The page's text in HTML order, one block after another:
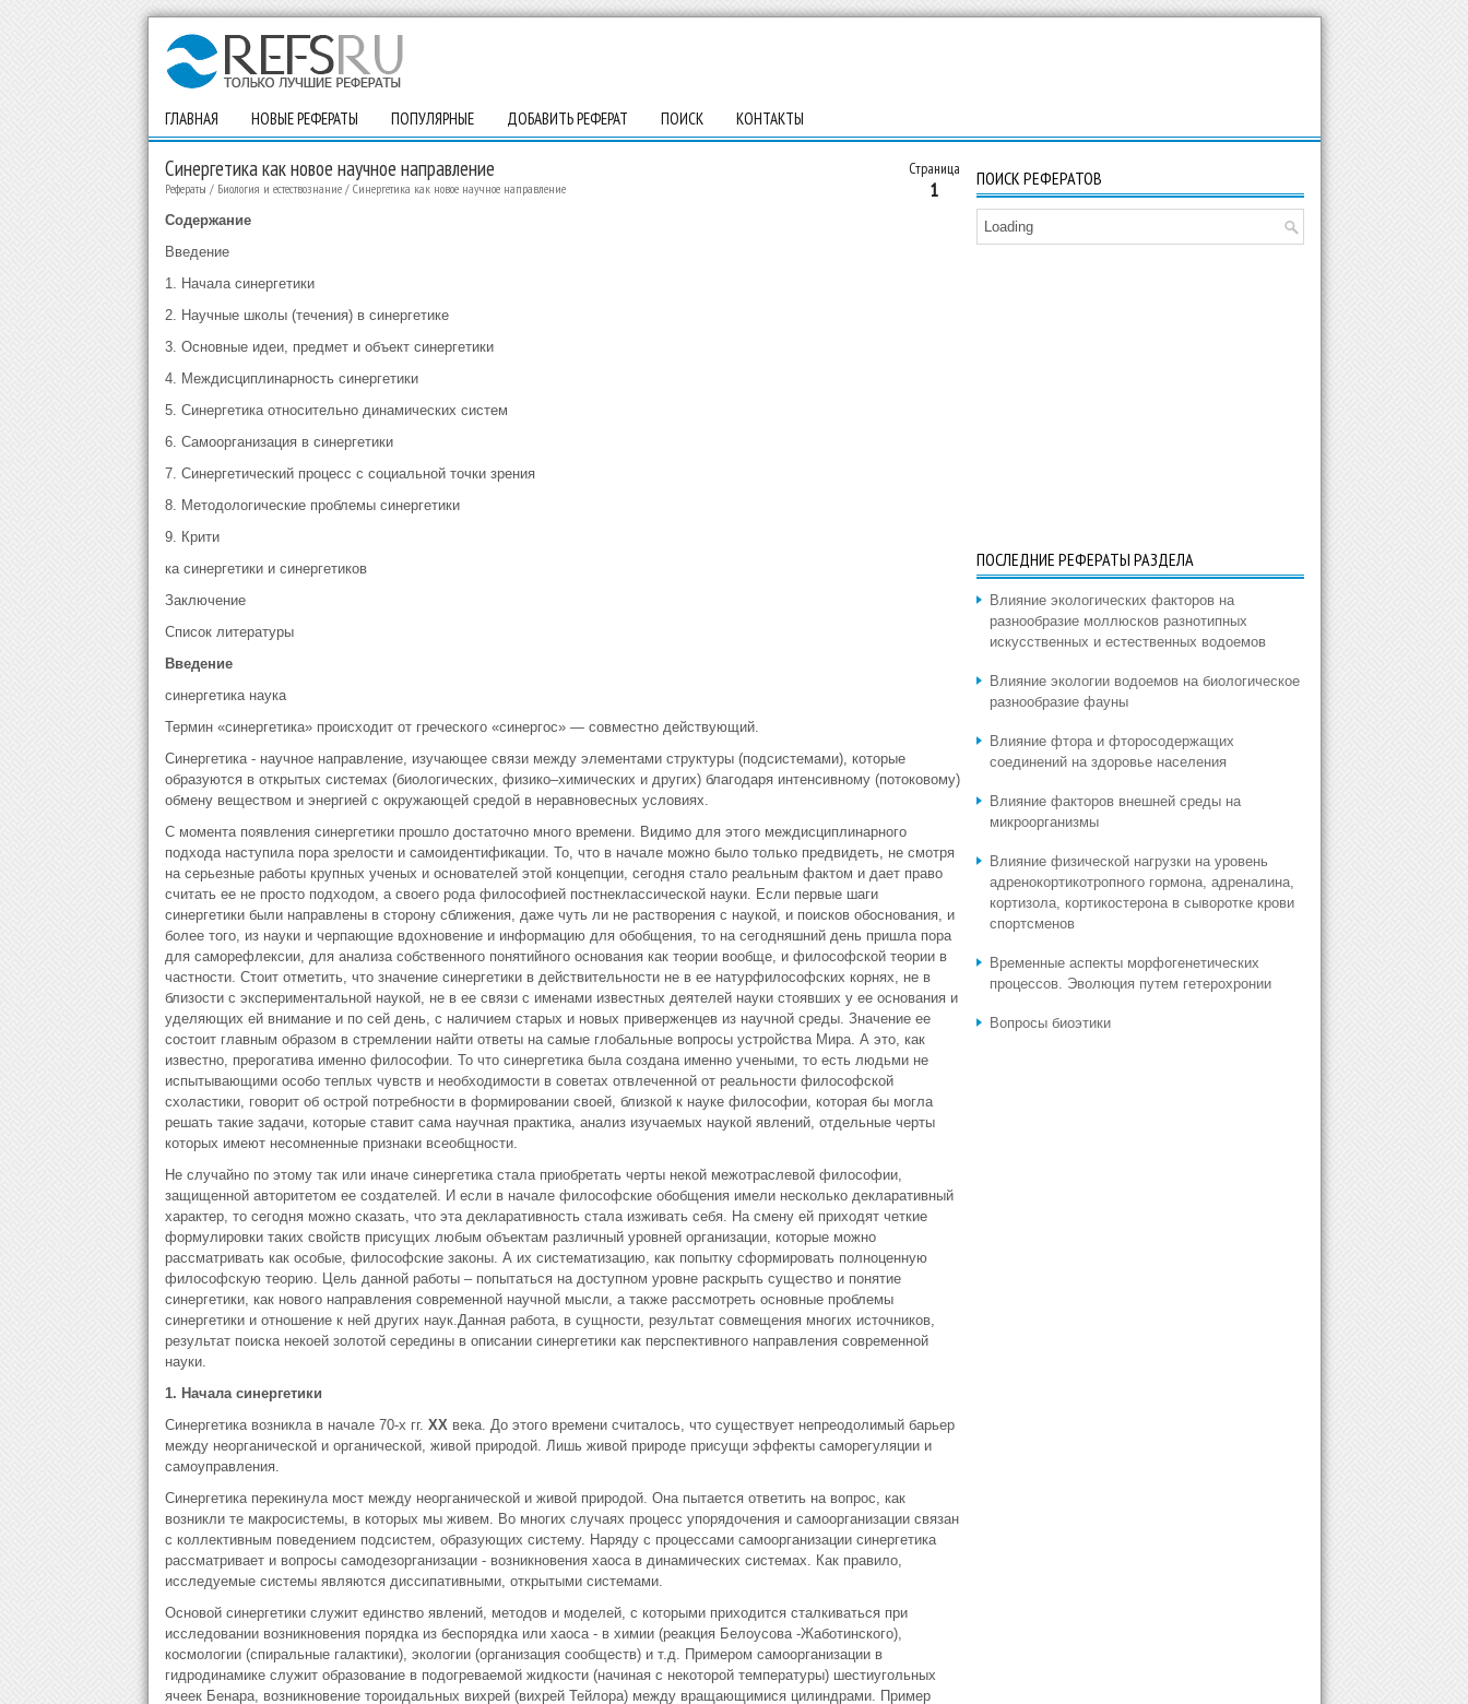
ГЛАВНАЯ НОВЫЕ РЕФЕРАТЫ ПОПУЛЯРНЫЕ ДОБАВИТЬ РЕФЕРАТ ПОИСК КОНТАКТЫ
Страница
1
Синергетика как новое научное направление
Рефераты / Биология и естествознание/ Синергетика как новое научное направление
Содержание
Введение
1. Начала синергетики
2. Научные школы (течения) в синергетике
3. Основные идеи, предмет и объект синергетики
4. Междисциплинарность синергетики
5. Синергетика относительно динамических систем
6. Самоорганизация в синергетики
7. Синергетический процесс с социальной точки зрения
8. Методологические проблемы синергетики
9. Крити
ка синергетики и синергетиков
Заключение
Список литературы
Введение
синергетика наука
Термин «синергетика» происходит от греческого «синергос» — совместно действующий.
Синергетика - научное направление, изучающее связи между элементами структуры (подсистемами), которые
образуются в открытых системах (биологических, физико–химических и других) благодаря интенсивному (потоковому)
обмену веществом и энергией с окружающей средой в неравновесных условиях.
С момента появления синергетики прошло достаточно много времени. Видимо для этого междисциплинарного
подхода наступила пора зрелости и самоидентификации. То, что в начале можно было только предвидеть, не смотря
на серьезные работы крупных ученых и основателей этой концепции, сегодня стало реальным фактом и дает право
считать ее не просто подходом, а своего рода философией постнеклассической науки. Если первые шаги
синергетики были направлены в сторону сближения, даже чуть ли не растворения с наукой, и поисков обоснования, и
более того, из науки и черпающие вдохновение и информацию для обобщения, то на сегодняшний день пришла пора
для саморефлексии, для анализа собственного понятийного основания как теории вообще, и философской теории в
частности. Стоит отметить, что значение синергетики в действительности не в ее натурфилософских корнях, не в
близости с экспериментальной наукой, не в ее связи с именами известных деятелей науки стоявших у ее основания и
уделяющих ей внимание и по сей день, с наличием старых и новых приверженцев из научной среды. Значение ее
состоит главным образом в стремлении найти ответы на самые глобальные вопросы устройства Мира. А это, как
известно, прерогатива именно философии. То что синергетика была создана именно учеными, то есть людьми не
испытывающими особо теплых чувств и необходимости в советах отвлеченной от реальности философской
схоластики, говорит об острой потребности в формировании своей, близкой к науке философии, которая бы могла
решать такие задачи, которые ставит сама научная практика, анализ изучаемых наукой явлений, отдельные черты
которых имеют несомненные признаки всеобщности.
Не случайно по этому так или иначе синергетика стала приобретать черты некой межотраслевой философии,
защищенной авторитетом ее создателей. И если в начале философские обобщения имели несколько декларативный
характер, то сегодня можно сказать, что эта декларативность стала изживать себя. На смену ей приходят четкие
формулировки таких свойств присущих любым объектам различный уровней организации, которые можно
рассматривать как особые, философские законы. А их систематизацию, как попытку сформировать полноценную
философскую теорию. Цель данной работы – попытаться на доступном уровне раскрыть существо и понятие
синергетики, как нового направления современной научной мысли, а также рассмотреть основные проблемы
синергетики и отношение к ней других наук.Данная работа, в сущности, результат совмещения многих источников,
результат поиска некоей золотой середины в описании синергетики как перспективного направления современной
науки.
1. Начала синергетики
Синергетика возникла в начале 70-х гг. XXвека. До этого времени считалось, что существует непреодолимый барьер
между неорганической и органической, живой природой. Лишь живой природе присущи эффекты саморегуляции и
самоуправления.
Синергетика перекинула мост между неорганической и живой природой. Она пытается ответить на вопрос, как
возникли те макросистемы, в которых мы живем. Во многих случаях процесс упорядочения и самоорганизации связан
с коллективным поведением подсистем, образующих систему. Наряду с процессами самоорганизации синергетика
рассматривает и вопросы самодезорганизации - возникновения хаоса в динамических системах. Как правило,
исследуемые системы являются диссипативными, открытыми системами.
Основой синергетики служит единство явлений, методов и моделей, с которыми приходится сталкиваться при
исследовании возникновения порядка из беспорядка или хаоса - в химии (реакция Белоусова -Жаботинского),
космологии (спиральные галактики), экологии (организация сообществ) и т.д. Примером самоорганизации в
гидродинамике служит образование в подогреваемой жидкости (начиная с некоторой температуры) шестиугольных
ячеек Бенара, возникновение тороидальных вихрей (вихрей Тейлора) между вращающимися цилиндрами. Пример
ПОИСК РЕФЕРАТОВ
Loading
ПОСЛЕДНИЕ РЕФЕРАТЫ РАЗДЕЛА
Влияние экологических факторов на
разнообразие моллюсков разнотипных
искусственных и естественных водоемов
Влияние экологии водоемов на биологическое
разнообразие фауны
Влияние фтора и фторосодержащих
соединений на здоровье населения
Влияние факторов внешней среды на
микроорганизмы
Влияние физической нагрузки на уровень
адренокортикотропного гормона, адреналина,
кортизола, кортикостерона в сыворотке крови
спортсменов
Временные аспекты морфогенетических
процессов. Эволюция путем гетерохронии
Вопросы биоэтики